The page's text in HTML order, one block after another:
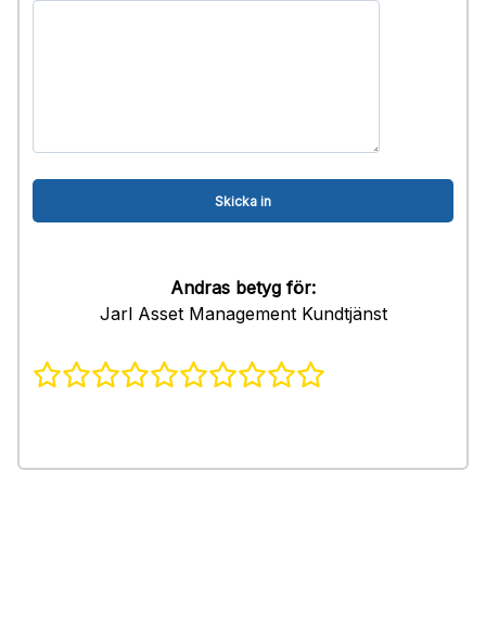
Andras betyg för:
Jarl Asset Management Kundtjänst